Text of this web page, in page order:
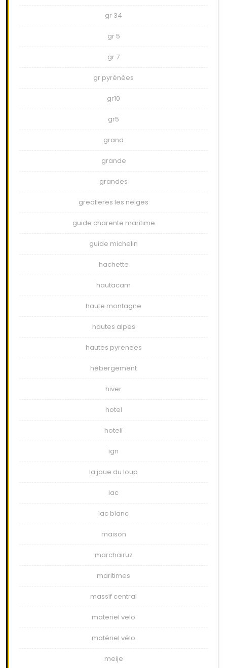
gr 34
gr 5
gr 7
gr pyrénées
gr10
gr5
grand
grande
grandes
greolieres les neiges
guide charente maritime
guide michelin
hachette
hautacam
haute montagne
hautes alpes
hautes pyrenees
hébergement
hiver
hotel
hoteli
ign
la joue du loup
lac
lac blanc
maison
marchairuz
maritimes
massif central
materiel velo
matériel vélo
meije